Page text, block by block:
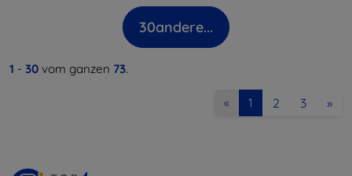
30andere...
1 - 30 vom ganzen 73.
« 1 2 3 »